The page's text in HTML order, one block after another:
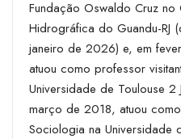
Fundação Oswaldo Cruz no
Hidrográfica do Guandu-
janeiro de 2026) e, em
atuou como professor
Universidade de Toulouse 2
março de 2018, atuou
Sociologia na Universidade